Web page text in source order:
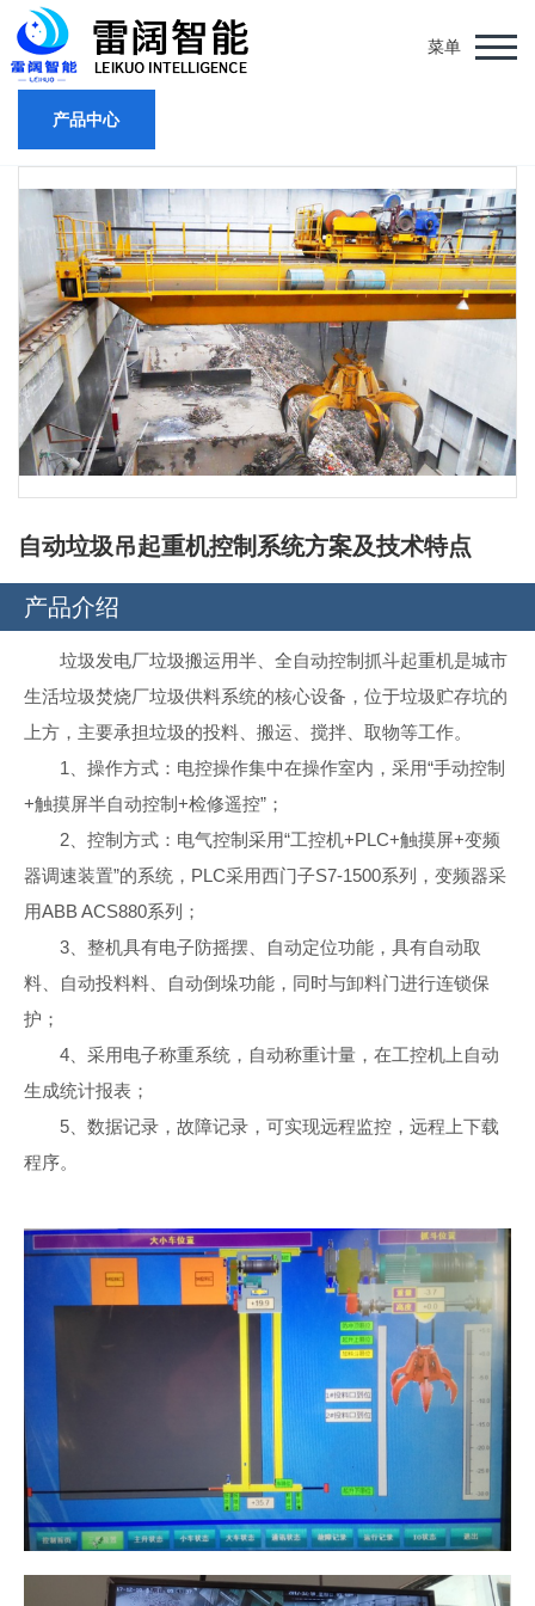
菜单
产品中心
自动垃圾吊起重机控制系统方案及技术特点
产品介绍
垃圾发电厂垃圾搬运用半、全自动控制抓斗起重机是城市
生活垃圾焚烧厂垃圾供料系统的核心设备，位于垃圾贮存坑的
上方，主要承担垃圾的投料、搬运、搅拌、取物等工作。
1、操作方式：电控操作集中在操作室内，采用“手动控制
+触摸屏半自动控制+检修遥控”；
2、控制方式：电气控制采用“工控机+PLC+触摸屏+变频
器调速装置”的系统，PLC采用西门子S7-1500系列，变频器采
用ABB ACS880系列；
3、整机具有电子防摇摆、自动定位功能，具有自动取
料、自动投料料、自动倒垛功能，同时与卸料门进行连锁保
护；
4、采用电子称重系统，自动称重计量，在工控机上自动
生成统计报表；
5、数据记录，故障记录，可实现远程监控，远程上下载
程序。